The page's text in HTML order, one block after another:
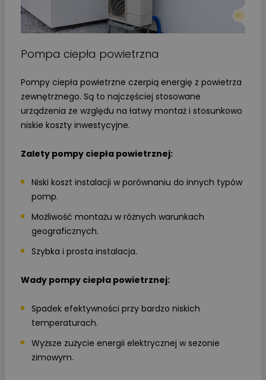
Pompa ciepła powietrzna
Pompy ciepła powietrzne czerpią energię z powietrza
zewnętrznego. Są to najczęściej stosowane
urządzenia ze względu na łatwy montaż i stosunkowo
niskie koszty inwestycyjne.
Zalety pompy ciepła powietrznej:
Niski koszt instalacji w porównaniu do innych typów
pomp.
Możliwość montażu w różnych warunkach
geograficznych.
Szybka i prosta instalacja.
Wady pompy ciepła powietrznej:
Spadek efektywności przy bardzo niskich
temperaturach.
Wyższe zużycie energii elektrycznej w sezonie
zimowym.